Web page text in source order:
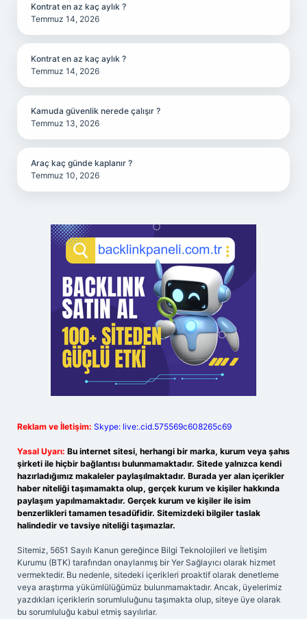
Kontrat en az kaç aylık ?
Temmuz 14, 2026
Kontrat en az kaç aylık ?
Temmuz 14, 2026
Kamuda güvenlik nerede çalışır ?
Temmuz 13, 2026
Araç kaç günde kaplanır ?
Temmuz 10, 2026
Reklam ve İletişim: Skype: live:.cid.575569c608265c69
Yasal Uyarı: Bu internet sitesi, herhangi bir marka, kurum veya şahıs
şirketi ile hiçbir bağlantısı bulunmamaktadır. Sitede yalnızca kendi
hazırladığımız makaleler paylaşılmaktadır. Burada yer alan içerikler
haber niteliği taşımamakta olup, gerçek kurum ve kişiler hakkında
paylaşım yapılmamaktadır. Gerçek kurum ve kişiler ile isim
benzerlikleri tamamen tesadüfidir. Sitemizdeki bilgiler taslak
halindedir ve tavsiye niteliği taşımazlar.
Sitemiz, 5651 Sayılı Kanun gereğince Bilgi Teknolojileri ve İletişim
Kurumu (BTK) tarafından onaylanmış bir Yer Sağlayıcı olarak hizmet
vermektedir. Bu nedenle, sitedeki içerikleri proaktif olarak denetleme
veya araştırma yükümlülüğümüz bulunmamaktadır. Ancak, üyelerimiz
yazdıkları içeriklerin sorumluluğunu taşımakta olup, siteye üye olarak
bu sorumluluğu kabul etmiş sayılırlar.